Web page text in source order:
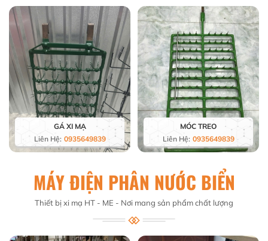
GÁ XI MẠ
Liên Hệ: 0935649839
MÓC TREO
Liên Hệ: 0935649839
MÁY ĐIỆN PHÂN NƯỚC BIỂN
Thiết bị xi mạ HT - ME - Nơi mang sản phẩm chất lượng